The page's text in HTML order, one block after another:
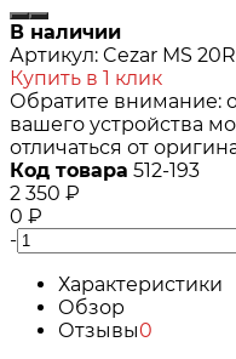
В наличии
Артикул: Cezar MS
Купить в 1 клик
Обратите внимание:
вашего устройства
отличаться от
Код товара 512-193
2 350 ₽
0 ₽
-
Характеристики
Обзор
Отзывы0